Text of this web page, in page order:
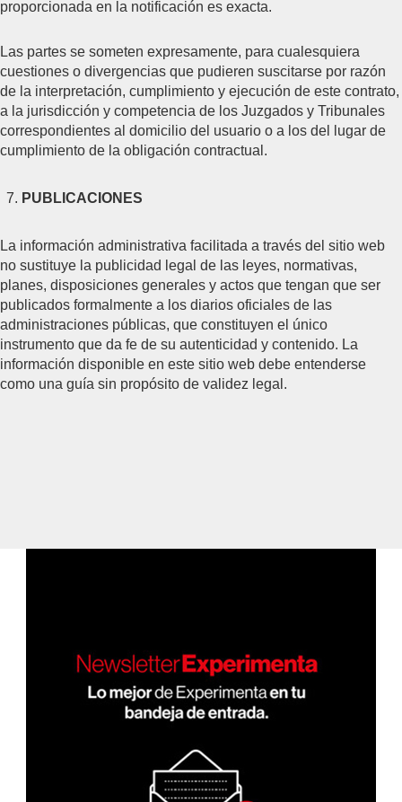
proporcionada en la notificación es exacta.
Las partes se someten expresamente, para cualesquiera
cuestiones o divergencias que pudieren suscitarse por razón
de la interpretación, cumplimiento y ejecución de este contrato,
a la jurisdicción y competencia de los Juzgados y Tribunales
correspondientes al domicilio del usuario o a los del lugar de
cumplimiento de la obligación contractual.
PUBLICACIONES
La información administrativa facilitada a través del sitio web
no sustituye la publicidad legal de las leyes, normativas,
planes, disposiciones generales y actos que tengan que ser
publicados formalmente a los diarios oficiales de las
administraciones públicas, que constituyen el único
instrumento que da fe de su autenticidad y contenido. La
información disponible en este sitio web debe entenderse
como una guía sin propósito de validez legal.